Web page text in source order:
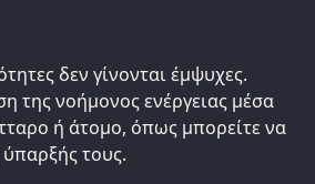
δεν γίνονται έμψυχες.
της νοήμονος ενέργειας μέσα
ή άτομο, όπως μπορείτε να
τους.